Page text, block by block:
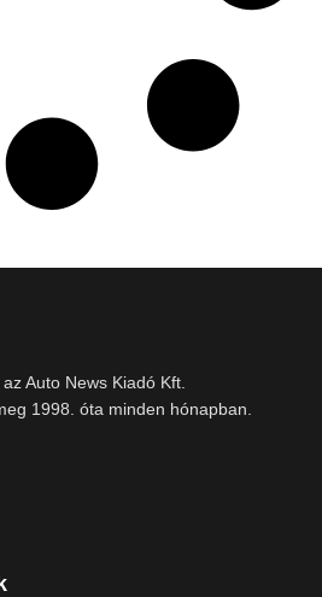
Auto News Kiadó Kft.
1998. óta minden hónapban.